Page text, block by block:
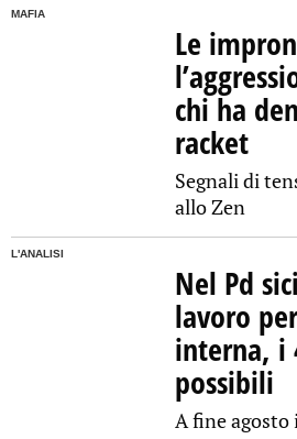
MAFIA
Le
chi ha
racket
Segnali di
allo Zen
L'ANALISI
Nel Pd
lavoro
interna, i
possibili
A fine